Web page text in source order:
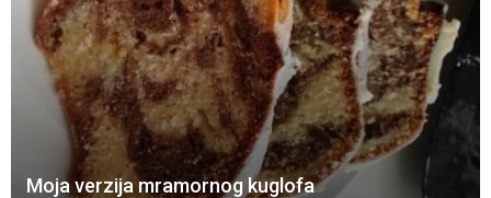
Moja verzija mramornog kuglofa